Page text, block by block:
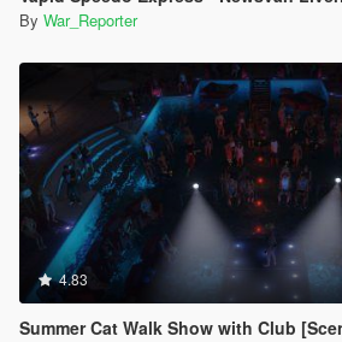
By War_Reporter
4.83
Summer Cat Walk Show with Club